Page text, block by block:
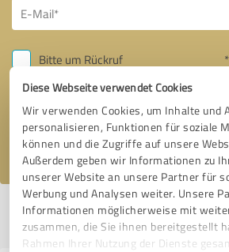
Diese Webseite verwendet Cookies
Wir verwenden Cookies, um Inhalte und
personalisieren, Funktionen für soziale
können und die Zugriffe auf unsere
Außerdem geben wir Informationen zu
unserer Website an unsere Partner für
Werbung und Analysen weiter. Unsere
Informationen möglicherweise mit
zusammen, die Sie ihnen bereitgestellt
Rahmen Ihrer Nutzung der Dienste
Bitte um Rückruf
Ich stimme den
Profil aktiv seit 01.09.2019 |Letzte
melden